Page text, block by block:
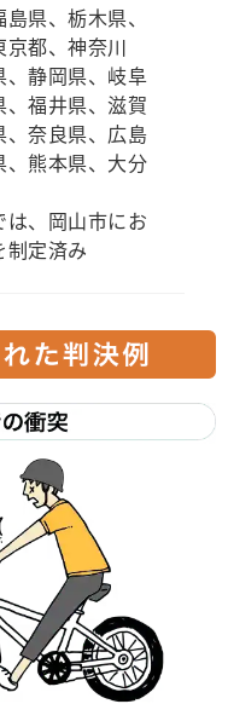
県、栃木県、
都、神奈川
、静岡県、岐阜
福井県、滋賀
、奈良県、広島
、熊本県、大分
は、岡山市にお
制定済み